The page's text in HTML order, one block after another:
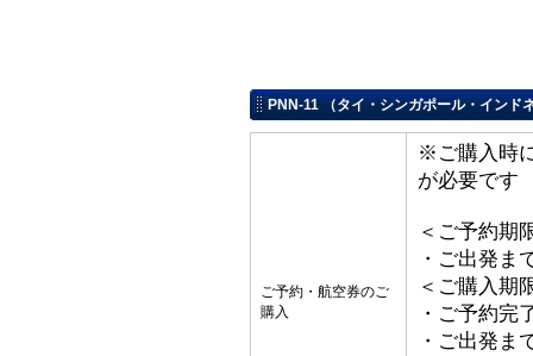
PNN-11 （タイ・シンガポール・インド
ご予約・航空券のご
購入
※ご購入時
が必要です
＜ご予約期
・ご出発ま
＜ご購入期
・ご予約完
・ご出発ま